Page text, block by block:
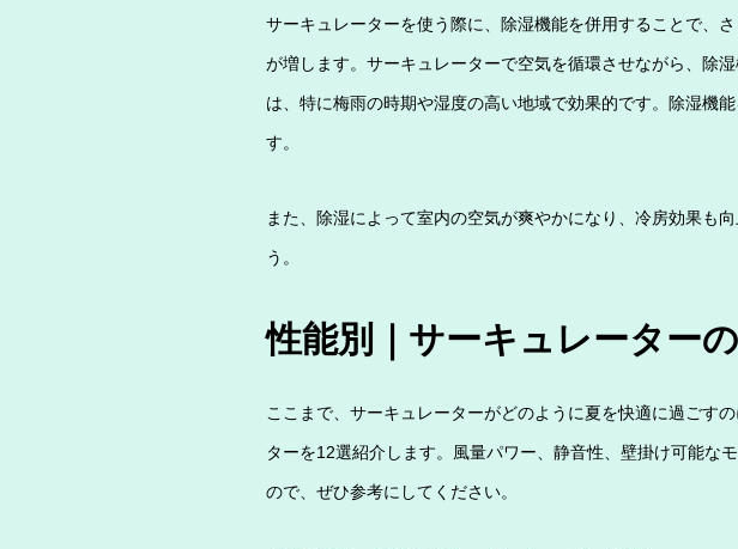
サーキュレーターを使う際に、除湿機能を併用することで、
が増します。サーキュレーターで空気を循環させながら、除
は、特に梅雨の時期や湿度の高い地域で効果的です。除湿機
す。
また、除湿によって室内の空気が爽やかになり、冷房効果も
う。
性能別｜サーキュレーター
ここまで、サーキュレーターがどのように夏を快適に過ごす
ターを12選紹介します。風量パワー、静音性、壁掛け可能な
ので、ぜひ参考にしてください。